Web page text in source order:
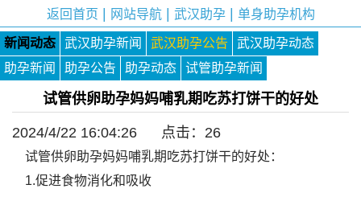
返回首页 网站导航| 武汉助孕| 单身助孕机构
新闻动态 武汉助孕新闻 武汉助孕公告
武汉助孕动态
助孕新闻
助孕公告 助孕动态 试管助孕新闻
试管供卵助孕妈妈哺乳期吃苏打饼干的好处
2024/4/22 16:04:26 点击： 26
试管供卵助孕妈妈哺乳期吃苏打饼干的好处：
1.促进食物消化和吸收